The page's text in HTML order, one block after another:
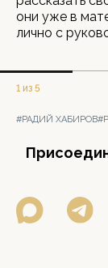
они уже в
лично с
1 из 5
#РАДИЙ ХАБИРОВ